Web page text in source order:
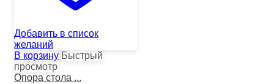
Добавить в список
желаний
В корзину Быстрый
просмотр
Опора стола ...